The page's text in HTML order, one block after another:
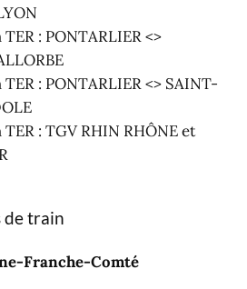
: PONTARLIER <>
: PONTARLIER <> SAINT-
: TGV RHIN RHÔNE et
de train
Franche-Comté